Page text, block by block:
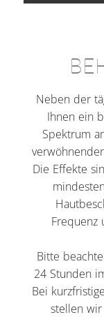
Neben der
Ihnen ein
Spektrum
Die Effekte
Frequenz
Bitte
24 Stunden
Bei
stellen